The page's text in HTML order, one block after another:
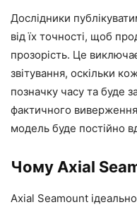
Дослідники
від їх точності, щоб
прозорість. Це
звітування, оскільки
позначку часу та буде
фактичного
модель буде постійно
Чому Axial
Axial Seamount